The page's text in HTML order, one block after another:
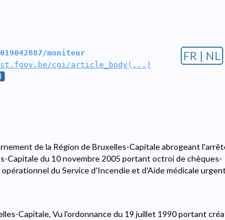
moniteur
cgi/article_body(...)
FR | NL
de la Région de Bruxelles-Capitale abrogeant
Capitale du 10 novembre 2005 portant octroi de chèques-
du Service d'Incendie et d'Aide médicale
Capitale, Vu l'ordonnance du 19 juillet 1990 portant